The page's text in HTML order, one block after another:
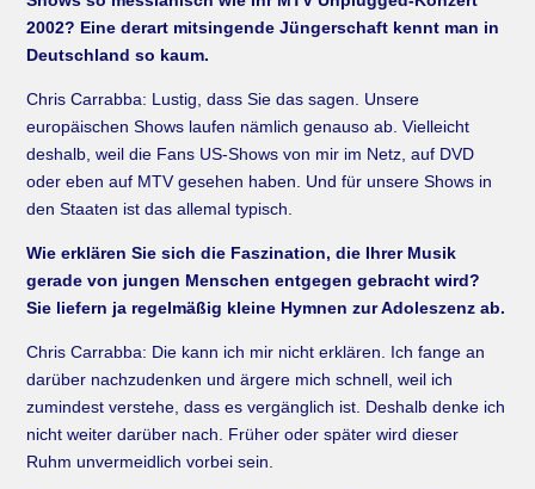
2002? Eine derart mitsingende Jüngerschaft kennt man in
Deutschland so kaum.
Chris Carrabba: Lustig, dass Sie das sagen. Unsere
europäischen Shows laufen nämlich genauso ab. Vielleicht
deshalb, weil die Fans US-Shows von mir im Netz, auf DVD
oder eben auf MTV gesehen haben. Und für unsere Shows in
den Staaten ist das allemal typisch.
Wie erklären Sie sich die Faszination, die Ihrer Musik
gerade von jungen Menschen entgegen gebracht wird?
Sie liefern ja regelmäßig kleine Hymnen zur Adoleszenz ab.
Chris Carrabba: Die kann ich mir nicht erklären. Ich fange an
darüber nachzudenken und ärgere mich schnell, weil ich
zumindest verstehe, dass es vergänglich ist. Deshalb denke ich
nicht weiter darüber nach. Früher oder später wird dieser
Ruhm unvermeidlich vorbei sein.